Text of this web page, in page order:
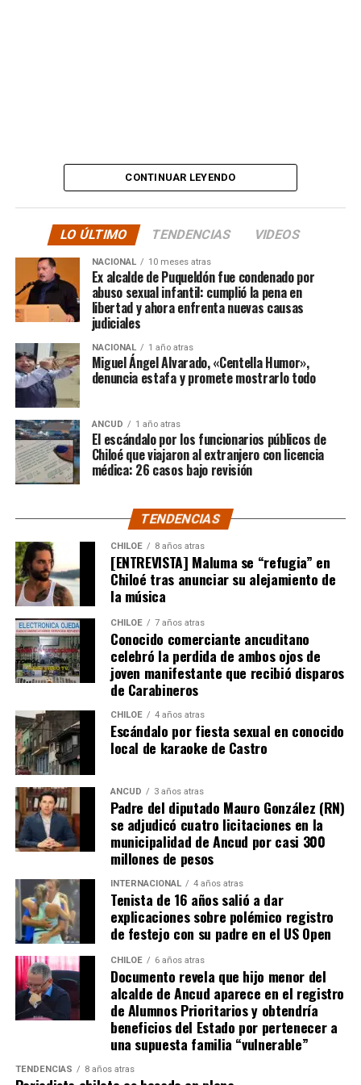
tele y donde sea para
hacer justicia.”
quienes lo han acompañado desde que compartió lo
ocurrido:
“Gracias a todos por el
apoyo!!!!”
Por el momento, las personas aludidas no han emitido
declaraciones públicas. La historia, según Centella,
recién comienza y, el mencionado posteo, ha generado
comentarios de todo tipo, en su gran mayoría, a favor
del humorista de Punta Arenas.
CONTINUAR LEYENDO
LO ÚLTIMO TENDENCIAS VIDEOS
NACIONAL 10 meses atras
Ex alcalde de Puqueldón fue condenado por
abuso sexual infantil: cumplió la pena en
libertad y ahora enfrenta nuevas causas
judiciales
NACIONAL 1 año atras
Miguel Ángel Alvarado, «Centella Humor»,
denuncia estafa y promete mostrarlo todo
ANCUD 1 año atras
El escándalo por los funcionarios públicos de
Chiloé que viajaron al extranjero con licencia
médica: 26 casos bajo revisión
TENDENCIAS
CHILOE 8 años atras
[ENTREVISTA] Maluma se “refugia” en
Chiloé tras anunciar su alejamiento de
la música
CHILOE 7 años atras
Conocido comerciante ancuditano
celebró la perdida de ambos ojos de
joven manifestante que recibió disparos
de Carabineros
CHILOE 4 años atras
Escándalo por fiesta sexual en conocido
local de karaoke de Castro
ANCUD 3 años atras
Padre del diputado Mauro González (RN)
se adjudicó cuatro licitaciones en la
municipalidad de Ancud por casi 300
millones de pesos
INTERNACIONAL 4 años atras
Tenista de 16 años salió a dar
explicaciones sobre polémico registro
de festejo con su padre en el US Open
CHILOE 6 años atras
Documento revela que hijo menor del
alcalde de Ancud aparece en el registro
de Alumnos Prioritarios y obtendría
beneficios del Estado por pertenecer a
una supuesta familia “vulnerable”
TENDENCIAS 8 años atras